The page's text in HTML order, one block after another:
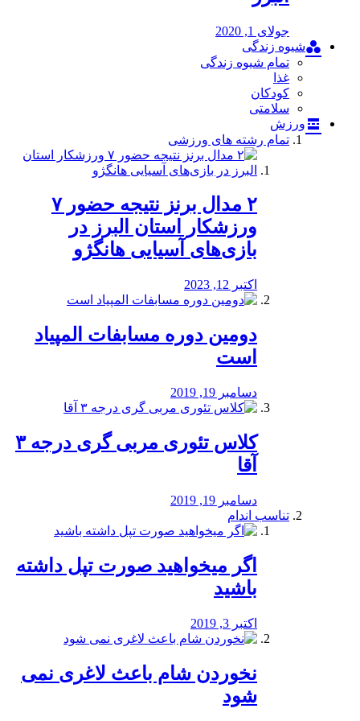
جولای 1, 2020
شیوه زندگی
تمام شیوه زندگی
غذا
کودکان
سلامتی
ورزش
تمام رشته های ورزشی
۲ مدال برنز نتیجه حضور ۷
ورزشکار استان البرز در
بازی‌های آسیایی هانگژو
اکتبر 12, 2023
دومین دوره مسابفات المپیاد
است
دسامبر 19, 2019
کلاس تئوری مربی گری درجه ۳
آقا
دسامبر 19, 2019
تناسب اندام
اگر میخواهید صورت تپل داشته
باشید
اکتبر 3, 2019
نخوردن شام باعث لاغری نمی
‌شود